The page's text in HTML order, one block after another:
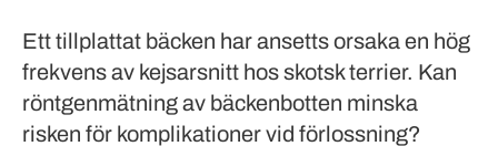
Ett tillplattat bäcken har ansetts orsaka en hög
frekvens av kejsarsnitt hos skotsk terrier. Kan
röntgenmätning av bäckenbotten minska
risken för komplikationer vid förlossning?